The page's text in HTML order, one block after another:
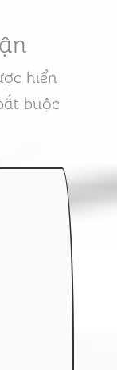
hiển
buộc